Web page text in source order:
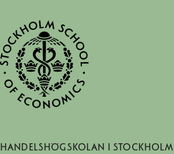
Handelshögskolan i Stockholm